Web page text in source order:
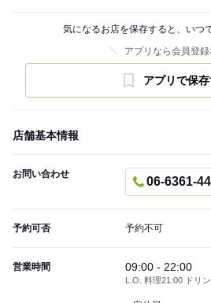
気になるお店を保存すると、いつ
アプリなら会員登録
アプリで保
店舗基本情報
お問い合わせ
06-6361-
予約可否 予約不可
営業時間 09:00 - 22:00
L.O. 料理21:00 ドリ